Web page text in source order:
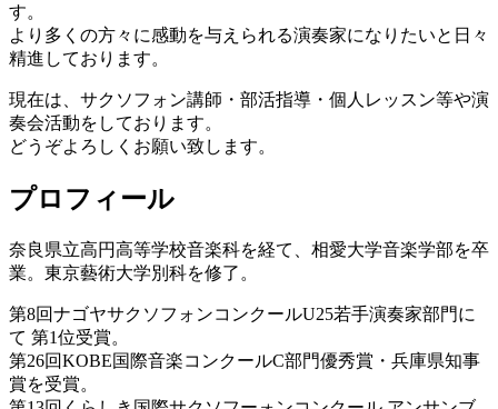
す。
より多くの方々に感動を与えられる演奏家になりたいと日々
精進しております。
現在は、サクソフォン講師・部活指導・個人レッスン等や演
奏会活動をしております。
どうぞよろしくお願い致します。
プロフィール
奈良県立高円高等学校音楽科を経て、相愛大学音楽学部を卒
業。東京藝術大学別科を修了。
第8回ナゴヤサクソフォンコンクールU25若手演奏家部門に
て 第1位受賞。
第26回KOBE国際音楽コンクールC部門優秀賞・兵庫県知事
賞を受賞。